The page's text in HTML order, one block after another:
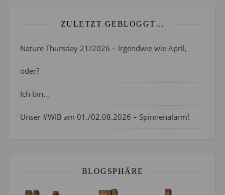
ZULETZT GEBLOGGT…
Nature Thursday 21/2026 – Irgendwie wie April,
oder?
Ich bin…
Unser #WIB am 01./02.08.2026 – Spinnenalarm!
BLOGSPHÄRE